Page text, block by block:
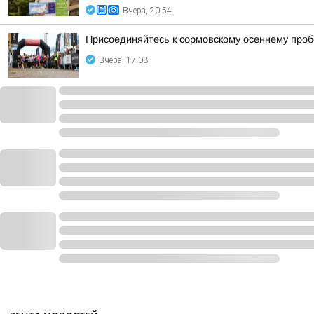
Вчера, 20:54
Присоединяйтесь к сормовскому осеннему
Вчера, 17:03